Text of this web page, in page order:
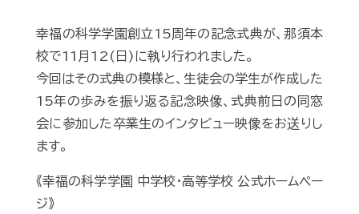
幸福の科学学園創立15周年の記念式典が、那須本
校で11月12(日)に執り行われました。
今回はその式典の模様と、生徒会の学生が作成した
15年の歩みを振り返る記念映像、式典前日の同窓
会に参加した卒業生のインタビュー映像をお送りし
ます。
《幸福の科学学園 中学校・高等学校 公式ホームペー
ジ》